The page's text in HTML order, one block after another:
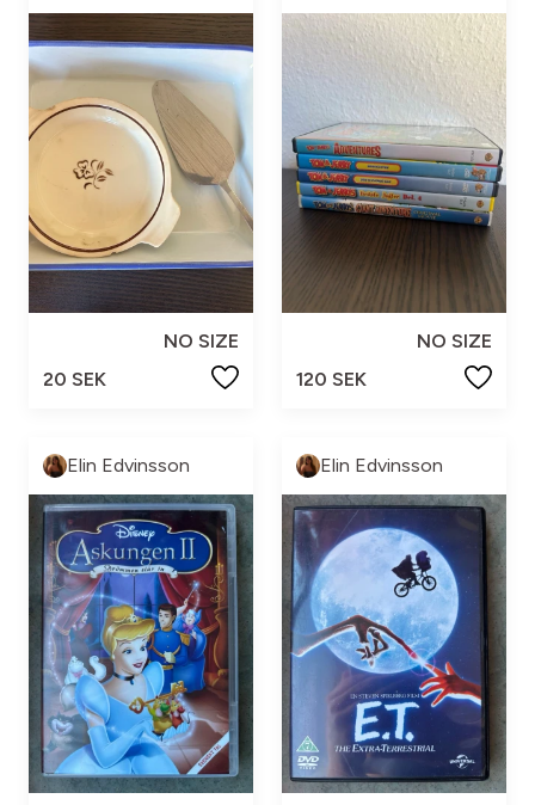
NO SIZE
20 SEK
NO SIZE
120 SEK
Elin Edvinsson Elin Edvinsson